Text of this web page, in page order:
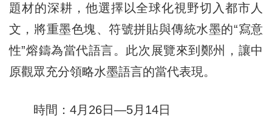
題材的深耕，他選擇以全球化視野切入都市人
文，將重墨色塊、符號拼貼與傳統水墨的“寫意
性”熔鑄為當代語言。此次展覽來到鄭州，讓中
原觀眾充分領略水墨語言的當代表現。
時間：4月26日—5月14日